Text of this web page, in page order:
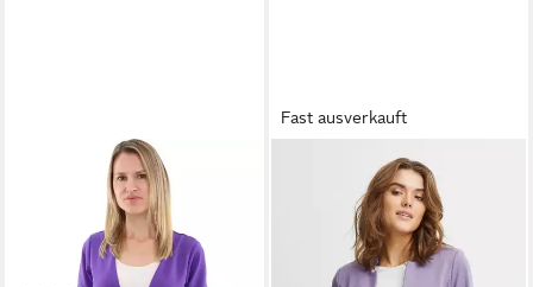
MALITO MORE THAN FASHION
Jackenblazer malito Damen
Blazer ohne Kragen, Sakko im
Basic Look, Kurzjacke mit
Sweatblazer im Basic-Look
Fast ausverkauft
Jackenblazer Blazer
FRCEDILAN
ab 61,95 € 69,95 €